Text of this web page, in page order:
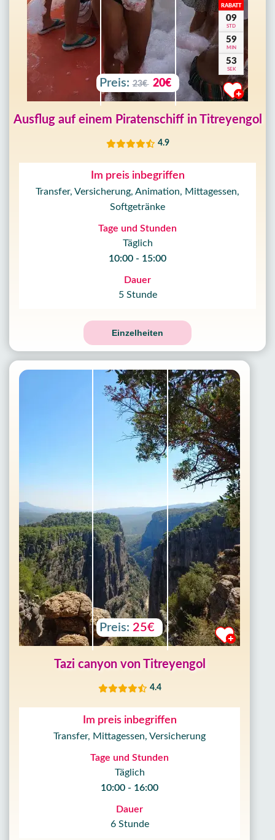
RABATT
09
STD
59
MIN
50
SEK
Preis: 23€ 20€
Ausflug auf einem Piratenschiff in Titreyengol
4.9
Im preis inbegriffen
Transfer, Versicherung, Animation, Mittagessen,
Softgetränke
Tage und Stunden
Täglich
10:00 - 15:00
Dauer
5 Stunde
Einzelheiten
Preis: 25€
Tazi canyon von Titreyengol
4.4
Im preis inbegriffen
Transfer, Mittagessen, Versicherung
Tage und Stunden
Täglich
10:00 - 16:00
Dauer
6 Stunde